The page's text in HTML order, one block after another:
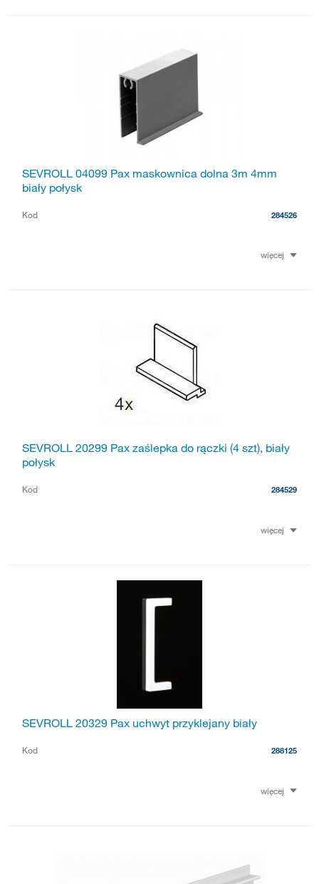
SEVROLL 04099 Pax maskownica dolna 3m 4mm
biały połysk
Kod 284526
więcej
SEVROLL 20299 Pax zaślepka do rączki (4 szt), biały
połysk
Kod 284529
więcej
SEVROLL 20329 Pax uchwyt przyklejany biały
Kod 288125
więcej